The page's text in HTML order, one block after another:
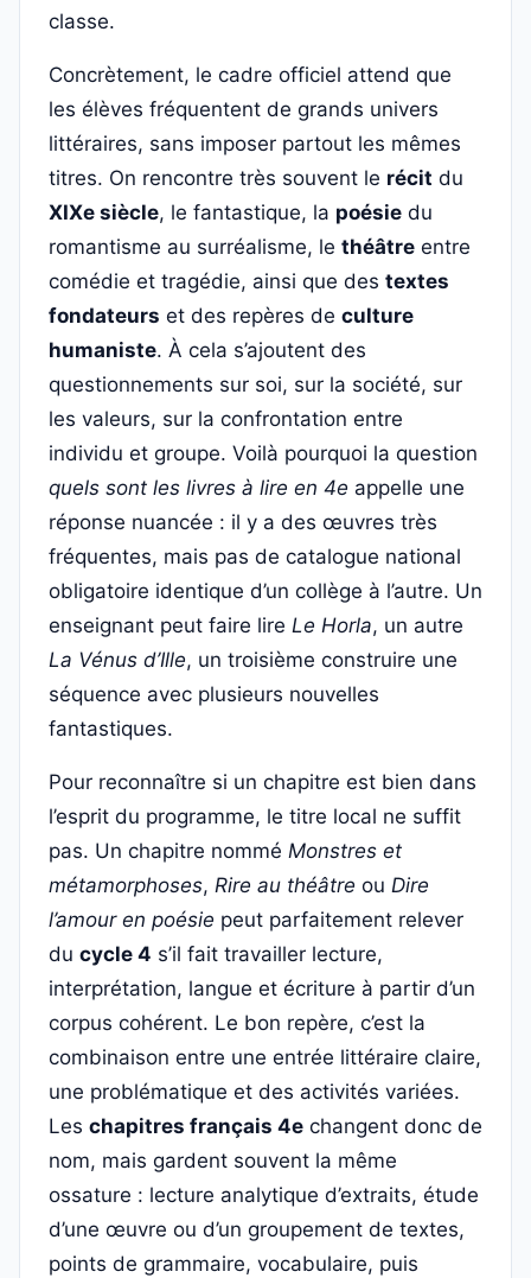
classe.
Concrètement, le cadre officiel attend que
les élèves fréquentent de grands univers
littéraires, sans imposer partout les mêmes
titres. On rencontre très souvent le récit du
XIXe siècle, le fantastique, la poésie du
romantisme au surréalisme, le théâtre entre
comédie et tragédie, ainsi que des textes
fondateurs et des repères de culture
humaniste. À cela s’ajoutent des
questionnements sur soi, sur la société, sur
les valeurs, sur la confrontation entre
individu et groupe. Voilà pourquoi la question
quels sont les livres à lire en 4e appelle une
réponse nuancée : il y a des œuvres très
fréquentes, mais pas de catalogue national
obligatoire identique d’un collège à l’autre. Un
enseignant peut faire lire Le Horla, un autre
La Vénus d’Ille, un troisième construire une
séquence avec plusieurs nouvelles
fantastiques.
Pour reconnaître si un chapitre est bien dans
l’esprit du programme, le titre local ne suffit
pas. Un chapitre nommé Monstres et
métamorphoses, Rire au théâtre ou Dire
l’amour en poésie peut parfaitement relever
du cycle 4 s’il fait travailler lecture,
interprétation, langue et écriture à partir d’un
corpus cohérent. Le bon repère, c’est la
combinaison entre une entrée littéraire claire,
une problématique et des activités variées.
Les chapitres français 4e changent donc de
nom, mais gardent souvent la même
ossature : lecture analytique d’extraits, étude
d’une œuvre ou d’un groupement de textes,
points de grammaire, vocabulaire, puis